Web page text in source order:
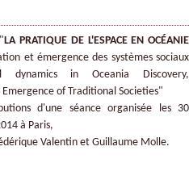
LA PRATIQUE DE L'ESPACE EN OCÉANIE
et émergence des systèmes sociaux
dynamics in Oceania Discovery,
of Traditional Societies"
d'une séance organisée les 30
à Paris,
Valentin et Guillaume Molle.